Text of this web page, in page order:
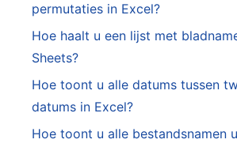
permutaties in Excel?
Hoe haalt u een lijst met
Sheets?
Hoe toont u alle datums tussen
datums in Excel?
Hoe toont u alle bestandsnamen